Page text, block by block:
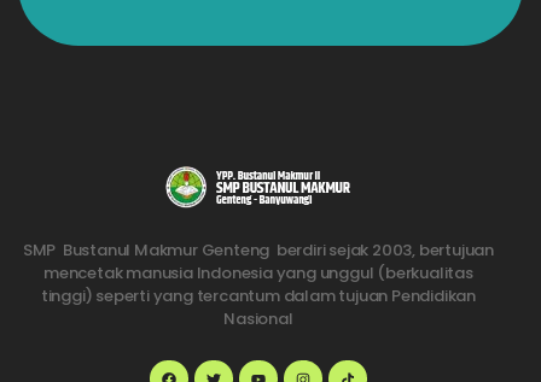
SMP Bustanul Makmur Genteng berdiri sejak 2003, bertujuan
mencetak manusia Indonesia yang unggul (berkualitas
tinggi) seperti yang tercantum dalam tujuan Pendidikan
Nasional